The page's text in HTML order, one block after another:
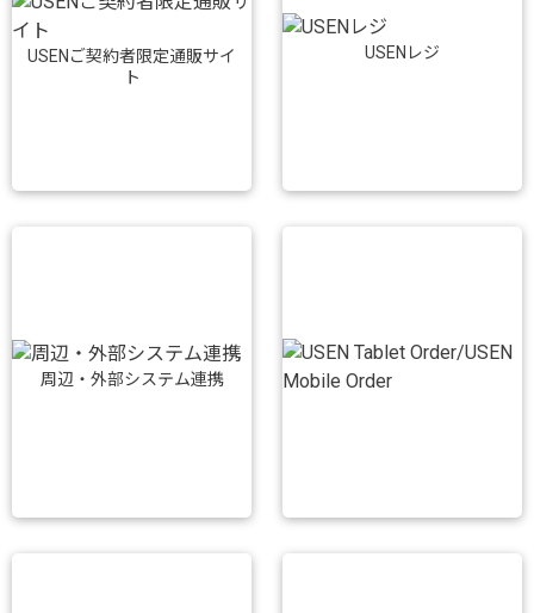
USENご契約者限定通販サイ
ト
USENレジ
周辺・外部システム連携